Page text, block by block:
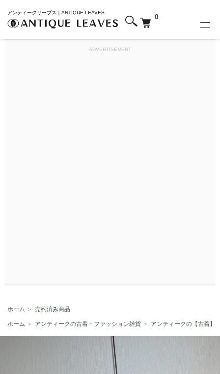
アンティークリーブス｜ANTIQUE LEAVES
0
ADVERTISEMENT
ホーム ＞ 売約済み商品
ホーム ＞ アンティークの古着・ファッション雑貨 ＞ アンティークの【古着】